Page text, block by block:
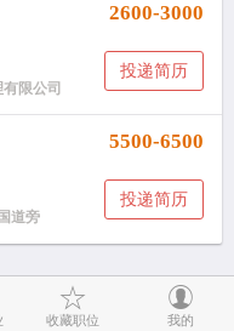
2600-3000
投递简历
限公司
5500-6500
投递简历
道旁
收藏职位 我的